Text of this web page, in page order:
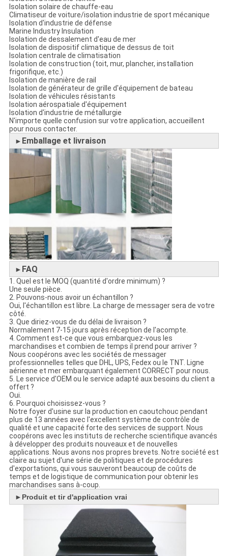
Isolation solaire de chauffe-eau
Climatiseur de voiture/isolation industrie de sport mécanique
Isolation d'industrie de défense
Marine Industry Insulation
Isolation de dessalement d'eau de mer
Isolation de dispositif climatique de dessus de toit
Isolation centrale de climatisation
Isolation de construction (toit, mur, plancher, installation
frigorifique, etc.)
Isolation de manière de rail
Isolation de générateur de grille d'équipement de bateau
Isolation de véhicules résistants
Isolation aérospatiale d'équipement
Isolation d'industrie de métallurgie
N'importe quelle confusion sur votre application, accueillent
pour nous contacter.
► Emballage et livraison
► FAQ
1. Quel est le MOQ (quantité d'ordre minimum) ?
Une seule pièce.
2. Pouvons-nous avoir un échantillon ?
Oui, l'échantillon est libre. La charge de messager sera de votre
côté.
3. Que diriez-vous de du délai de livraison ?
Normalement 7-15 jours après réception de l'acompte.
4. Comment est-ce que vous embarquez-vous les
marchandises et combien de temps il prend pour arriver ?
Nous coopérons avec les sociétés de messager
professionnelles telles que DHL, UPS, Fedex ou le TNT. Ligne
aérienne et mer embarquant également CORRECT pour nous.
5. Le service d'OEM ou le service adapté aux besoins du client a
offert ?
Oui.
6. Pourquoi choisissez-vous ?
Notre foyer d'usine sur la production en caoutchouc pendant
plus de 13 années avec l'excellent système de contrôle de
qualité et une capacité forte des services de support. Nous
coopérons avec les instituts de recherche scientifique avancés
à développer des produits nouveaux et de nouvelles
applications. Nous avons nos propres brevets. Notre société est
claire au sujet d'une série de politiques et de procédures
d'exportations, qui vous sauveront beaucoup de coûts de
temps et de logistique de communication pour obtenir les
marchandises sans à-coup.
► Produit et tir d'application vrai